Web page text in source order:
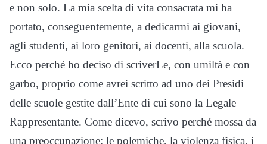
e non solo. La mia scelta di vita consacrata mi ha
portato, conseguentemente, a dedicarmi ai giovani,
agli studenti, ai loro genitori, ai docenti, alla scuola.
Ecco perché ho deciso di scriverLe, con umiltà e con
garbo, proprio come avrei scritto ad uno dei Presidi
delle scuole gestite dall’Ente di cui sono la Legale
Rappresentante. Come dicevo, scrivo perché mossa da
una preoccupazione: le polemiche, la violenza fisica, i